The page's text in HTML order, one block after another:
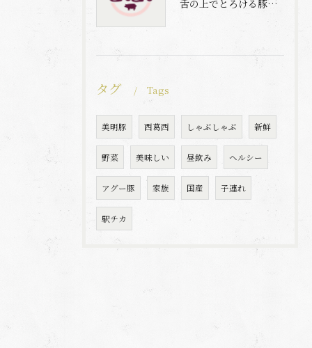
舌の上でとろける豚肉と自家製梅出汁の魅力
タグ Tags
美明豚 西葛西 しゃぶしゃぶ 新鮮
野菜 美味しい 昼飲み ヘルシー
アグー豚 家族 国産 子連れ
駅チカ